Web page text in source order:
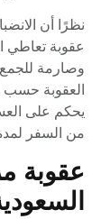
نظرًا أن
عقوبة تعاطي
وصارمة للجمع
من السفر
عقوبة